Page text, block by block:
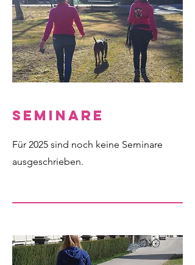
Seminare
Für 2025 sind noch keine Seminare
ausgeschrieben.